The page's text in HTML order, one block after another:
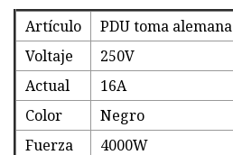
Artículo
PDU toma alemana
Voltaje
250V
Actual
16A
Color
Negro
Fuerza
4000W